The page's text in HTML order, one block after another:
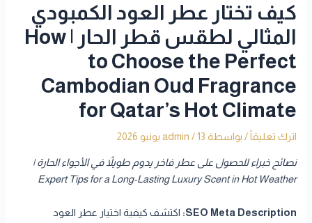
كيف تختار عطر العود الكمبودي
المثالي لطقس قطر الحار | How
to Choose the Perfect
Cambodian Oud Fragrance
for Qatar’s Hot Climate
اترك تعليقاً / بواسطة admin /13 يونيو 2026
نصائح خبراء للحصول على عطر فاخر يدوم طويلاً في الأجواء الحارة |
Expert Tips for a Long-Lasting Luxury Scent in Hot Weather
SEO Meta Description: اكتشف كيفية اختيار عطر العود